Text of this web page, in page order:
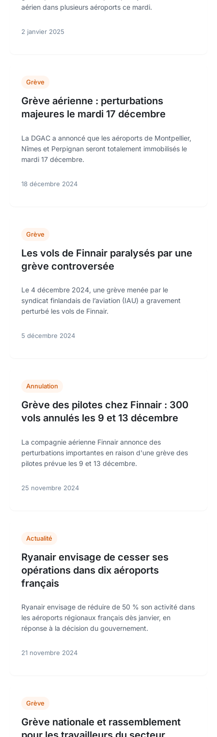
aérien dans plusieurs aéroports ce mardi.
2 janvier 2025
Grève
Grève aérienne : perturbations
majeures le mardi 17 décembre
La DGAC a annoncé que les aéroports de Montpellier,
Nîmes et Perpignan seront totalement immobilisés le
mardi 17 décembre.
18 décembre 2024
Grève
Les vols de Finnair paralysés par une
grève controversée
Le 4 décembre 2024, une grève menée par le
syndicat finlandais de l’aviation (IAU) a gravement
perturbé les vols de Finnair.
5 décembre 2024
Annulation
Grève des pilotes chez Finnair : 300
vols annulés les 9 et 13 décembre
La compagnie aérienne Finnair annonce des
perturbations importantes en raison d'une grève des
pilotes prévue les 9 et 13 décembre.
25 novembre 2024
Actualité
Ryanair envisage de cesser ses
opérations dans dix aéroports
français
Ryanair envisage de réduire de 50 % son activité dans
les aéroports régionaux français dès janvier, en
réponse à la décision du gouvernement.
21 novembre 2024
Grève
Grève nationale et rassemblement